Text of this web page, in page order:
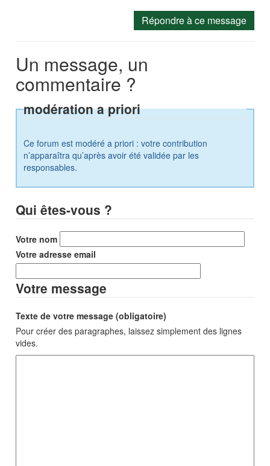
Répondre à ce message
Un message, un
commentaire ?
modération a priori
Ce forum est modéré a priori : votre contribution
n’apparaîtra qu’après avoir été validée par les
responsables.
Qui êtes-vous ?
Votre nom
Votre adresse email
Votre message
Texte de votre message (obligatoire)
Pour créer des paragraphes, laissez simplement des lignes
vides.